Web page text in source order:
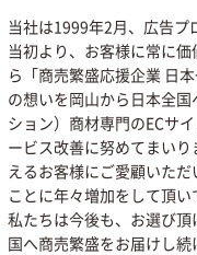
当社は1999年2月、広告
当初より、お客様に常に
ら「商売繁盛応援企業 日
の想いを岡山から日本全
ション）商材専門のECサ
ービス改善に努めてまい
えるお客様にご愛顧いた
ことに年々増加をして頂い
私たちは今後も、お選び
国へ商売繁盛をお届けし続